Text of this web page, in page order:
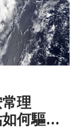
理
何驅動